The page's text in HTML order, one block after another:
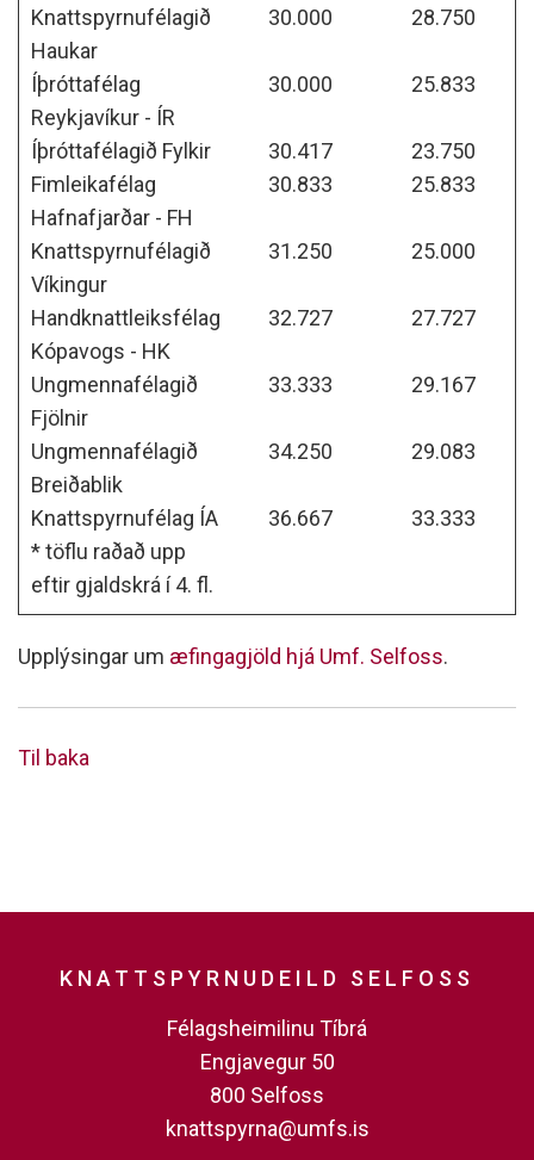
Knattspyrnufélagið
Haukar
30.000 28.750
Íþróttafélag
Reykjavíkur - ÍR
30.000 25.833
Íþróttafélagið Fylkir 30.417
23.750
Fimleikafélag
Hafnafjarðar - FH
30.833 25.833
Knattspyrnufélagið
Víkingur
31.250 25.000
Handknattleiksfélag
Kópavogs - HK
32.727 27.727
Ungmennafélagið
Fjölnir
33.333 29.167
Ungmennafélagið
Breiðablik
34.250 29.083
Knattspyrnufélag ÍA 36.667
33.333
* töflu raðað upp
eftir gjaldskrá í 4. fl.
Upplýsingar um æfingagjöld hjá Umf. Selfoss.
Til baka
KNATTSPYRNUDEILD SELFOSS
Félagsheimilinu Tíbrá
Engjavegur 50
800 Selfoss
knattspyrna@umfs.is